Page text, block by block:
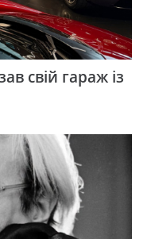
свій гараж із